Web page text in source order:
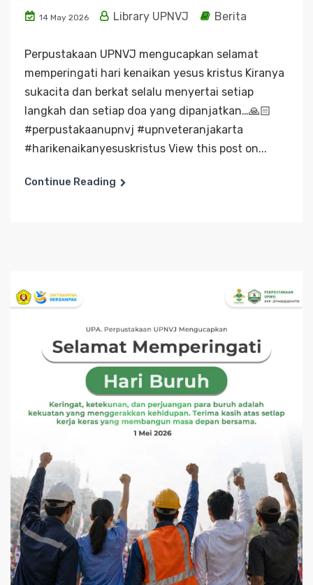
14 May 2026 Library UPNVJ Berita
Perpustakaan UPNVJ mengucapkan selamat
memperingati hari kenaikan yesus kristus Kiranya
sukacita dan berkat selalu menyertai setiap
langkah dan setiap doa yang dipanjatkan…🙏🏻
#perpustakaanupnvj #upnveteranjakarta
#harikenaikanyesuskristus View this post on...
Continue Reading